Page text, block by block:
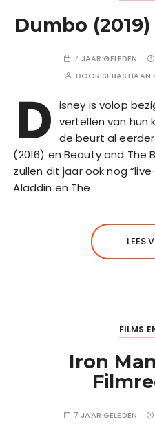
Dumbo
7 JAAR GELEDEN
DOOR SEBASTIAAN
D isney is volop
vertellen van hun
de beurt al
(2016) en Beauty and The
zullen dit jaar ook nog
Aladdin en The…
LEES
FILMS
Iron
7 JAAR GELEDEN